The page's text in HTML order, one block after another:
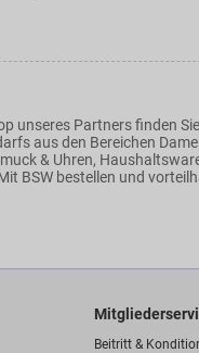
unseres Partners finden
aus den Bereichen
& Uhren,
BSW bestellen und
Beitritt &